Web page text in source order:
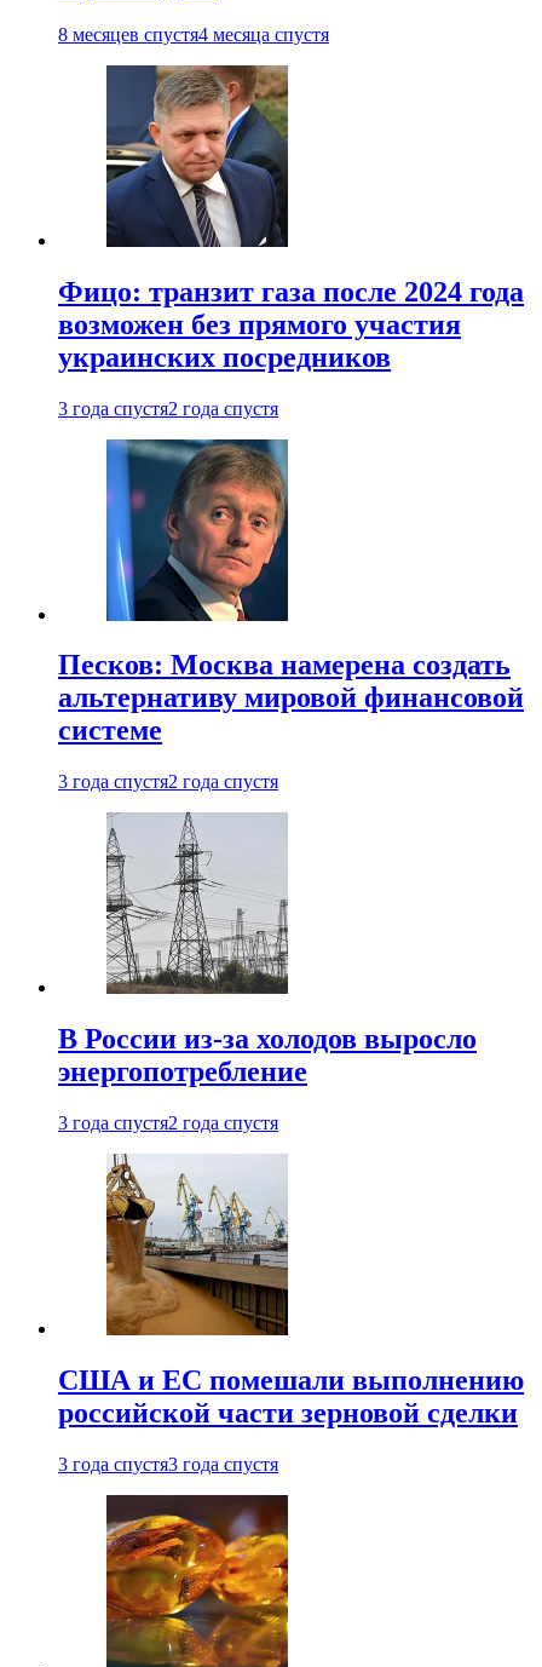
8 месяцев спустя4 месяца спустя
Фицо: транзит газа после 2024 года
возможен без прямого участия
украинских посредников
3 года спустя2 года спустя
Песков: Москва намерена создать
альтернативу мировой финансовой
системе
3 года спустя2 года спустя
В России из-за холодов выросло
энергопотребление
3 года спустя2 года спустя
США и ЕС помешали выполнению
российской части зерновой сделки
3 года спустя3 года спустя